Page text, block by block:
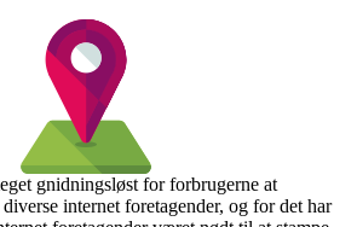
gnidningsløst for forbrugerne at
internet foretagender, og for det har